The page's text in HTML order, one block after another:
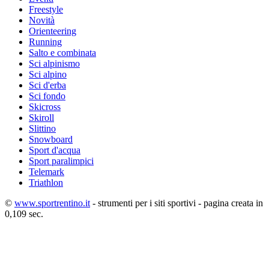
Freestyle
Novità
Orienteering
Running
Salto e combinata
Sci alpinismo
Sci alpino
Sci d'erba
Sci fondo
Skicross
Skiroll
Slittino
Snowboard
Sport d'acqua
Sport paralimpici
Telemark
Triathlon
© www.sportrentino.it - strumenti per i siti sportivi - pagina creata in
0,109 sec.